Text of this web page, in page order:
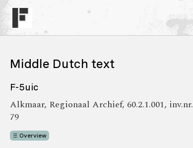
Middle Dutch text
F-5uic
Alkmaar, Regionaal Archief, 60.2.1.001, inv.nr.
79
Overview